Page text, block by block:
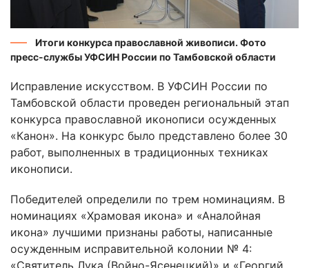
Итоги конкурса православной живописи. Фото
пресс-службы УФСИН России по Тамбовской области
Исправление искусством. В УФСИН России по
Тамбовской области проведен региональный этап
конкурса православной иконописи осужденных
«Канон». На конкурс было представлено более 30
работ, выполненных в традиционных техниках
иконописи.
Победителей определили по трем номинациям. В
номинациях «Храмовая икона» и «Аналойная
икона» лучшими признаны работы, написанные
осужденным исправительной колонии № 4:
«Святитель Лука (Войно-Ясенецкий)» и «Георгий